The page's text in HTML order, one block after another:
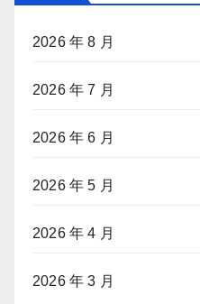
2026 年 8 月
2026 年 7 月
2026 年 6 月
2026 年 5 月
2026 年 4 月
2026 年 3 月